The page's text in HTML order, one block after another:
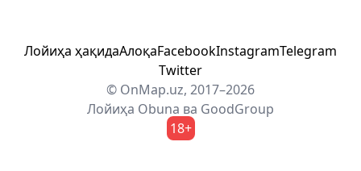
Лойиҳа ҳақидаАлоқаFacebookInstagramTelegram
Twitter
© OnMap.uz, 2017–2026
Лойиҳа Obuna ва GoodGroup
18+